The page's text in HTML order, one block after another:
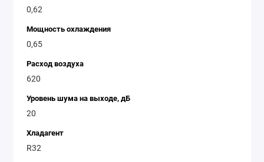
0,62
Мощность охлаждения
0,65
Расход воздуха
620
Уровень шума на выходе, дБ
20
Хладагент
R32